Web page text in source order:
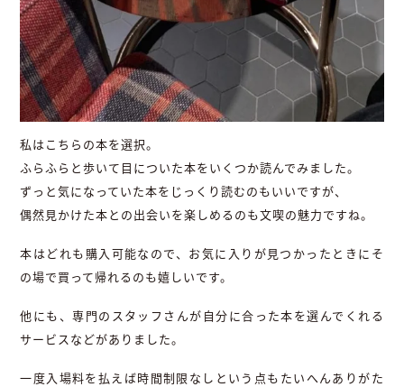
私はこちらの本を選択。
ふらふらと歩いて目についた本をいくつか読んでみました。
ずっと気になっていた本をじっくり読むのもいいですが、
偶然見かけた本との出会いを楽しめるのも文喫の魅力ですね。
本はどれも購入可能なので、お気に入りが見つかったときにそ
の場で買って帰れるのも嬉しいです。
他にも、専門のスタッフさんが自分に合った本を選んでくれる
サービスなどがありました。
一度入場料を払えば時間制限なしという点もたいへんありがた